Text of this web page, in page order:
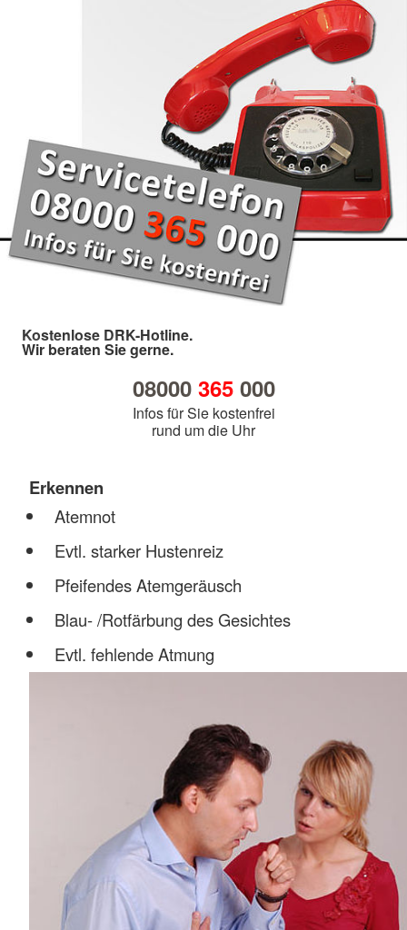
Kostenlose DRK-Hotline.
Wir beraten Sie gerne.
08000 365000
Infos für Sie kostenfrei
rund um die Uhr
Erkennen
Atemnot
Evtl. starker Hustenreiz
Pfeifendes Atemgeräusch
Blau- /Rotfärbung des Gesichtes
Evtl. fehlende Atmung